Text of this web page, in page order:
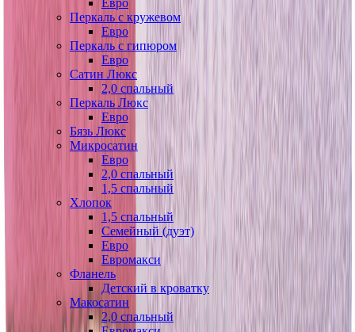
Перкаль с кружевом
Евро
Перкаль с гипюром
Евро
Сатин Люкс
2,0 спальный
Перкаль Люкс
Евро
Бязь Люкс
Микросатин
Евро
2,0 спальный
1,5 спальный
Хлопок
1,5 спальный
Семейный (дуэт)
Евро
Евромакси
Фланель
Детский в кроватку
Макосатин
2,0 спальный